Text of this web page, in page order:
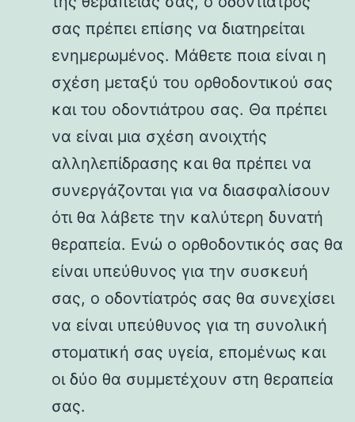
σας πρέπει επίσης να διατηρείται
ενημερωμένος. Μάθετε ποια είναι η
σχέση μεταξύ του ορθοδοντικού σας
και του οδοντιάτρου σας. Θα πρέπει
να είναι μια σχέση ανοιχτής
αλληλεπίδρασης και θα πρέπει να
συνεργάζονται για να διασφαλίσουν
ότι θα λάβετε την καλύτερη δυνατή
θεραπεία. Ενώ ο ορθοδοντικός σας θα
είναι υπεύθυνος για την συσκευή
σας, ο οδοντίατρός σας θα συνεχίσει
να είναι υπεύθυνος για τη συνολική
στοματική σας υγεία, επομένως και
οι δύο θα συμμετέχουν στη θεραπεία
σας.